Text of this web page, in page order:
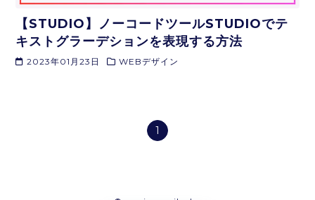
【STUDIO】ノーコードツールSTUDIOでテ
キストグラーデションを表現する方法
2023年01月23日 WEBデザイン
1